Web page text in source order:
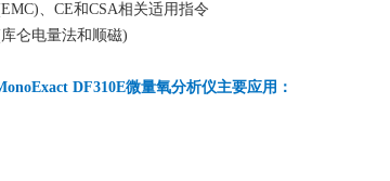
、CE和CSA相关适用指令
仑电量法和顺磁)
DF310E微量氧分析仪主要应用：